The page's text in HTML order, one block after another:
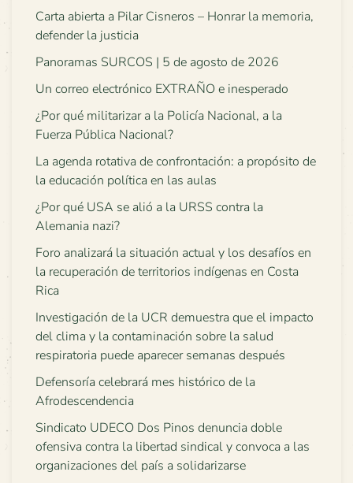
Carta abierta a Pilar Cisneros – Honrar la memoria,
defender la justicia
Panoramas SURCOS | 5 de agosto de 2026
Un correo electrónico EXTRAÑO e inesperado
¿Por qué militarizar a la Policía Nacional, a la
Fuerza Pública Nacional?
La agenda rotativa de confrontación: a propósito de
la educación política en las aulas
¿Por qué USA se alió a la URSS contra la
Alemania nazi?
Foro analizará la situación actual y los desafíos en
la recuperación de territorios indígenas en Costa
Rica
Investigación de la UCR demuestra que el impacto
del clima y la contaminación sobre la salud
respiratoria puede aparecer semanas después
Defensoría celebrará mes histórico de la
Afrodescendencia
Sindicato UDECO Dos Pinos denuncia doble
ofensiva contra la libertad sindical y convoca a las
organizaciones del país a solidarizarse